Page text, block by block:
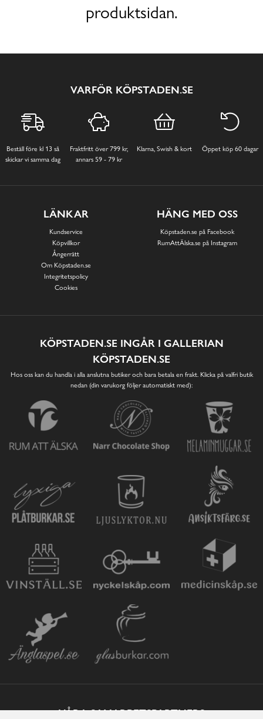
produktsidan.
VARFÖR KÖPSTADEN.SE
Beställ före kl 13 så
skickar vi samma dag
Fraktfritt över 799 kr,
annars 59 - 79 kr
Klarna, Swish & kort Öppet köp 60 dagar
LÄNKAR
Kundservice
Köpvillkor
Ångerrätt
Om Köpstaden.se
Integritetspolicy
Cookies
HÄNG MED OSS
Köpstaden.se på Facebook
RumAttÄlska.se på Instagram
KÖPSTADEN.SE INGÅR I GALLERIAN
KÖPSTADEN.SE
Hos oss kan du handla i alla anslutna butiker och bara betala en frakt. Klicka på valfri butik
nedan (din varukorg följer automatiskt med):
VÅRA SAMARBETSPARTNERS